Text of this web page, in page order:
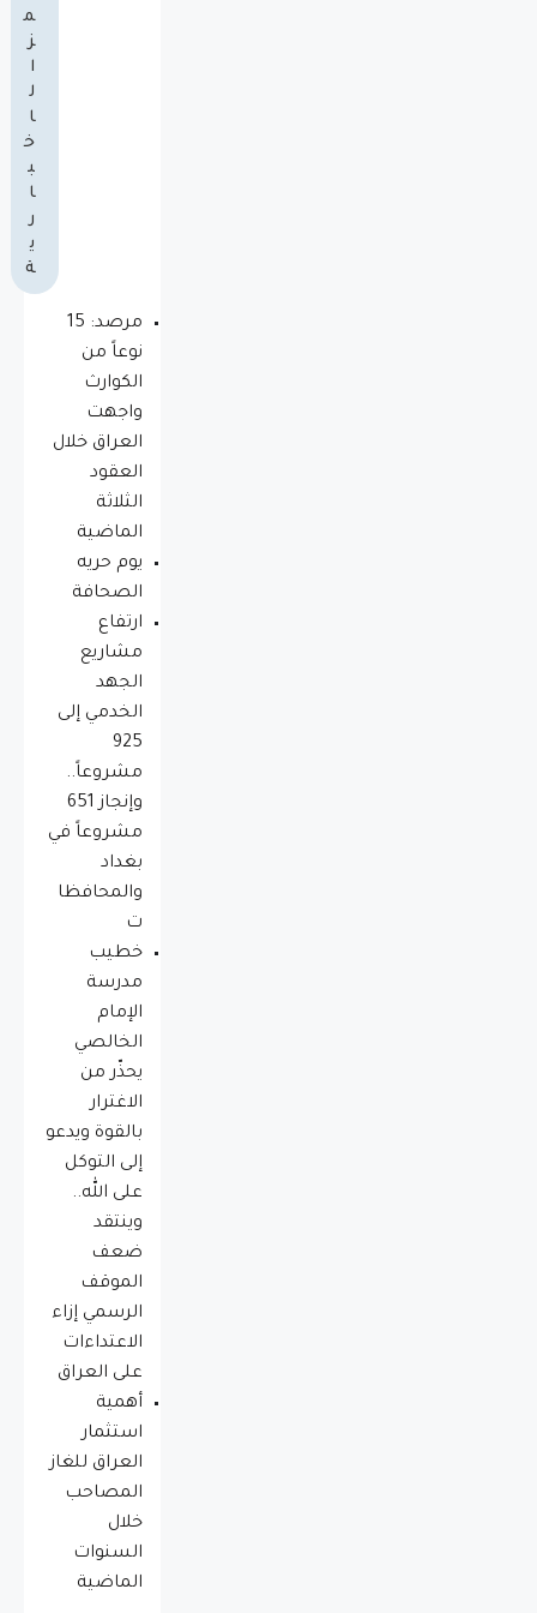
م
ز
ا
ل
ا
خ
ب
ا
ر
ي
ة
مرصد: 15
نوعاً من
الكوارث
واجهت
العراق خلال
العقود
الثلاثة
الماضية
يوم حريه
الصحافة
ارتفاع
مشاريع
الجهد
الخدمي إلى
925
مشروعاً..
وإنجاز 651
مشروعاً في
بغداد
والمحافظا
ت
خطيب
مدرسة
الإمام
الخالصي
يحذّر من
الاغترار
بالقوة ويدعو
إلى التوكل
على الله..
وينتقد
ضعف
الموقف
الرسمي إزاء
الاعتداءات
على العراق
أهمية
استثمار
العراق للغاز
المصاحب
خلال
السنوات
الماضية